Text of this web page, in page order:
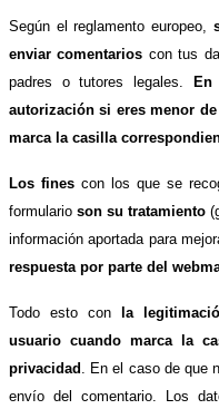
Según el reglamento europeo,
enviar comentarios con tus
padres o tutores legales.
autorización si eres menor de
marca la casilla
Los finescon los que se
formularioson su tratamiento
información aportada para
respuesta por parte del
Todo esto con
la
usuario cuando marca la
privacidad
. En el caso de que
envío del comentario. Los